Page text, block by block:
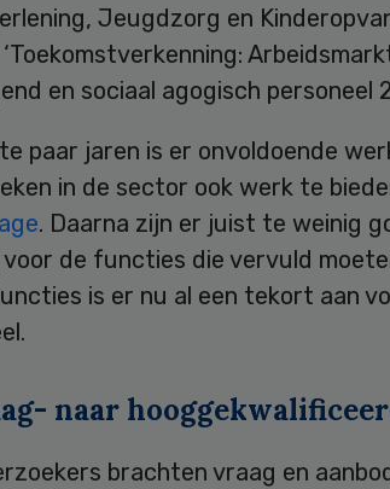
Jeugdzorg en
en sociaal agogisch personeel
paar jaren is er onvoldoende
in de sector ook werk te
. Daarna zijn er juist te weinig
voor de functies die vervuld
is er nu al een tekort aan
naar
brachten vraag en